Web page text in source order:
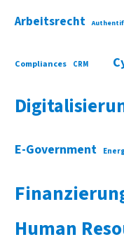
Arbeitsrecht
Compliances CRM
E-Government
Human